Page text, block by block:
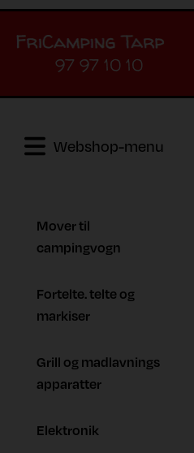
97 97 10 10
Webshop-menu
Mover til
campingvogn
Fortelte. telte og
markiser
Grill og madlavnings
apparatter
Elektronik